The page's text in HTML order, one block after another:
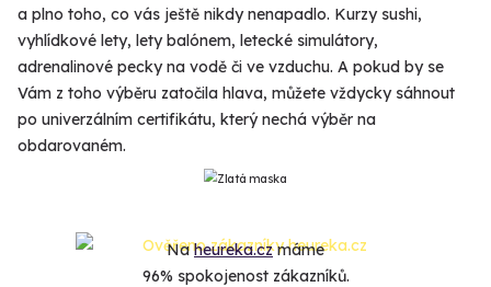
a plno toho, co vás ještě nikdy nenapadlo. Kurzy sushi,
vyhlídkové lety, lety balónem, letecké simulátory,
adrenalinové pecky na vodě či ve vzduchu. A pokud by se
Vám z toho výběru zatočila hlava, můžete vždycky sáhnout
po univerzálním certifikátu, který nechá výběr na
obdarovaném.
Naheureka.czmáme
96% spokojenost zákazníků.